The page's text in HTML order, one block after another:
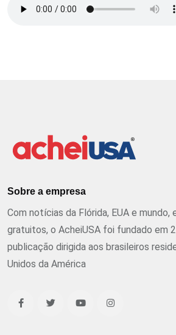
Sobre a empresa
Com notícias da Flórida, EUA e mundo,
gratuitos, o AcheiUSA foi fundado em
publicação dirigida aos brasileiros
Unidos da América